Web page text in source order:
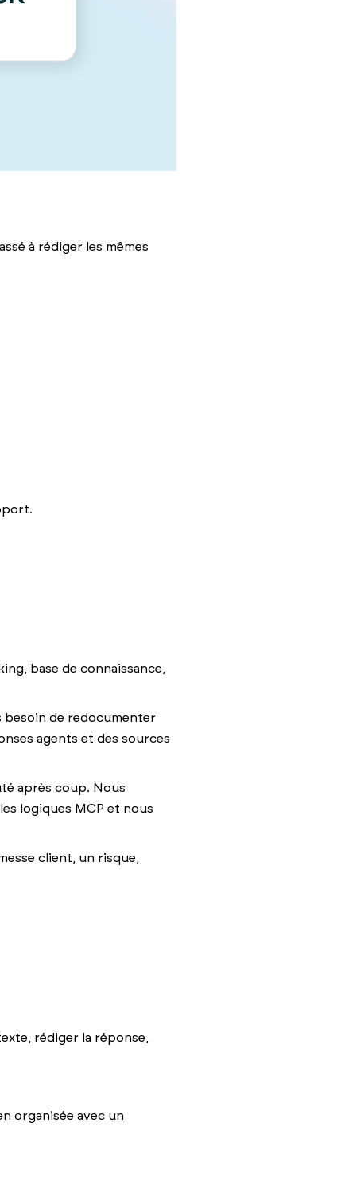
à rédiger les mêmes
base de connaissance,
besoin de redocumenter
agents et des sources
après coup. Nous
logiques MCP et nous
client, un risque,
rédiger la réponse,
organisée avec un